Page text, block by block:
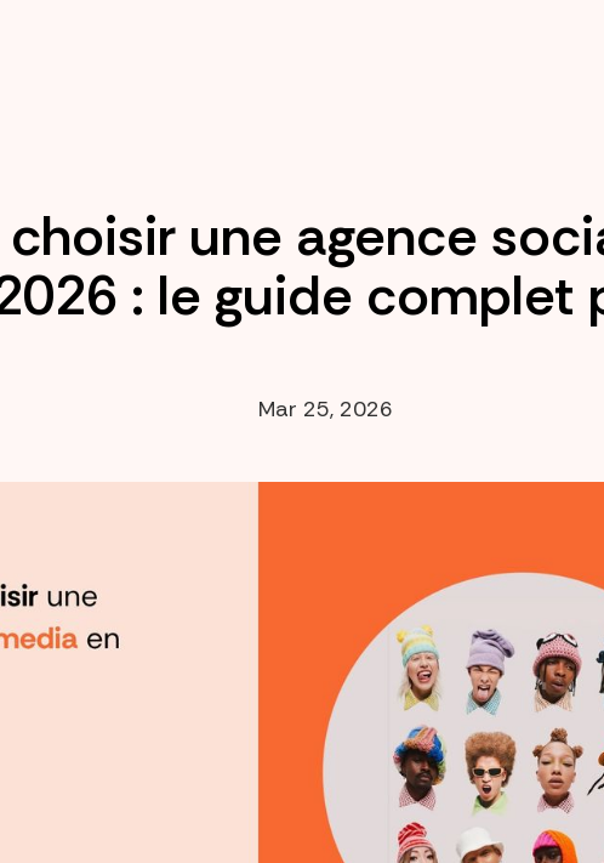
une agence
: le guide complet
Mar 25, 2026